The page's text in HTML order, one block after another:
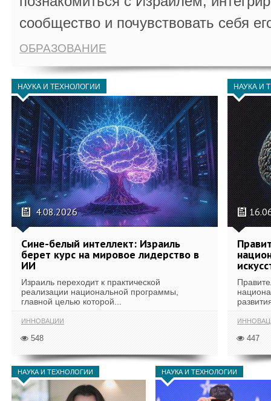
сообщество и почувствовать себя
ОБРАЗОВАНИЕ
НАУКА И ТЕХНОЛОГИИ
4.08.2026
Сине-белый интеллект: Израиль
берет курс на мировое лидерство в
ИИ
Израиль переходит к практической
реализации национальной программы,
главной целью которой...
ИННОВАЦИИ
548
НАУКА И
447
НАУКА И ТЕХНОЛОГИИ НАУКА И ТЕХНОЛОГИИ